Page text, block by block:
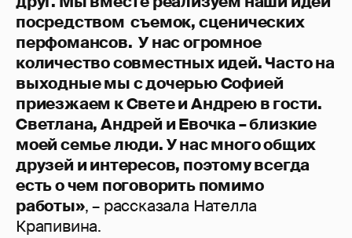
посредством съемок, сценических
перфомансов. У нас огромное
количество совместных идей. Часто на
выходные мы с дочерью Софией
приезжаем к Свете и Андрею в гости.
Светлана, Андрей и Евочка – близкие
моей семье люди. У нас много общих
друзей и интересов, поэтому всегда
есть о чем поговорить помимо
работы», – рассказала Нателла
Крапивина.